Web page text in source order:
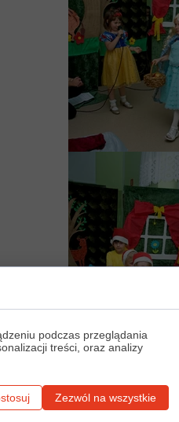
podczas przeglądania
treści, oraz analizy
Zezwól na wszystkie